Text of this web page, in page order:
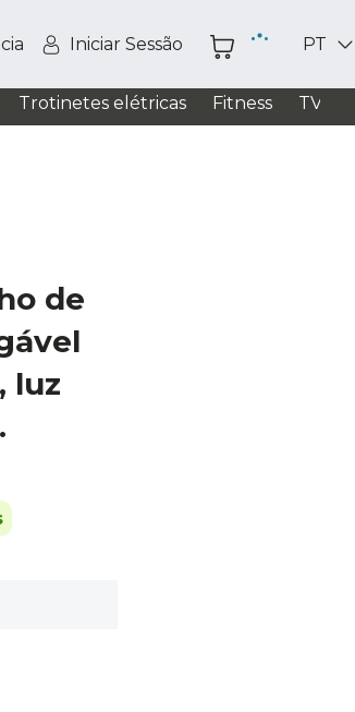
Iniciar Sessão PT
Trotinetes elétricas Fitness TV /
de
luz